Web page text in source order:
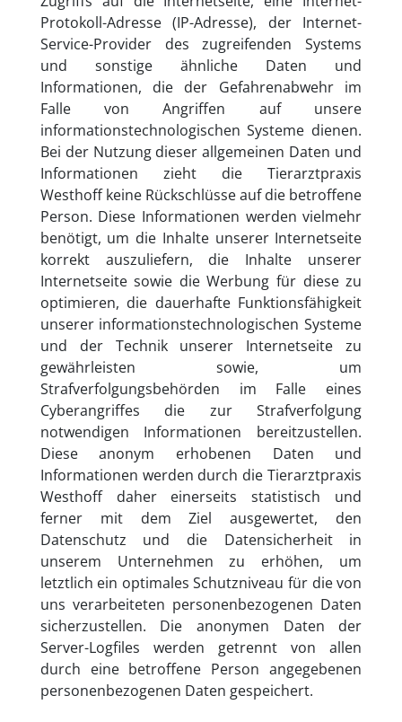
Protokoll-Adresse (IP-Adresse), der Internet-
Service-Provider des zugreifenden Systems
und sonstige ähnliche Daten und
Informationen, die der Gefahrenabwehr im
Falle von Angriffen auf unsere
informationstechnologischen Systeme dienen.
Bei der Nutzung dieser allgemeinen Daten und
Informationen zieht die Tierarztpraxis
Westhoff keine Rückschlüsse auf die betroffene
Person. Diese Informationen werden vielmehr
benötigt, um die Inhalte unserer Internetseite
korrekt auszuliefern, die Inhalte unserer
Internetseite sowie die Werbung für diese zu
optimieren, die dauerhafte Funktionsfähigkeit
unserer informationstechnologischen Systeme
und der Technik unserer Internetseite zu
gewährleisten sowie, um
Strafverfolgungsbehörden im Falle eines
Cyberangriffes die zur Strafverfolgung
notwendigen Informationen bereitzustellen.
Diese anonym erhobenen Daten und
Informationen werden durch die Tierarztpraxis
Westhoff daher einerseits statistisch und
ferner mit dem Ziel ausgewertet, den
Datenschutz und die Datensicherheit in
unserem Unternehmen zu erhöhen, um
letztlich ein optimales Schutzniveau für die von
uns verarbeiteten personenbezogenen Daten
sicherzustellen. Die anonymen Daten der
Server-Logfiles werden getrennt von allen
durch eine betroffene Person angegebenen
personenbezogenen Daten gespeichert.